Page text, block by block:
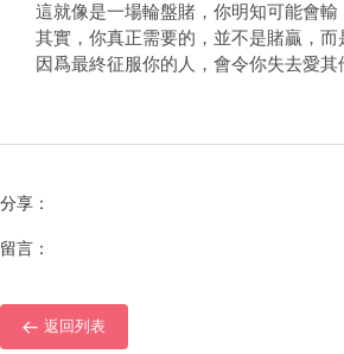
這就像是一場輪盤賭，你明知可能會輸
其實，你真正需要的，並不是賭贏，而
因爲最終征服你的人，會令你失去愛其
分享：
留言：
返回列表